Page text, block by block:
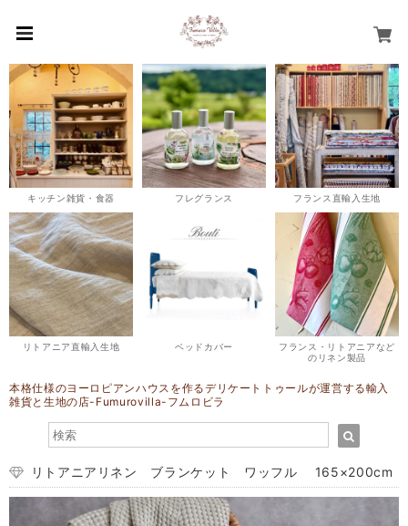
キッチン雑貨・食器 フレグランス フランス直輸入生地
リトアニア直輸入生地 ベッドカバー
フランス・リトアニアなど
のリネン製品
本格仕様のヨーロピアンハウスを作るデリケートトゥールが運営する輸入
雑貨と生地の店-Fumurovilla-フムロビラ
リトアニアリネン ブランケット ワッフル 165×200cm